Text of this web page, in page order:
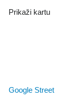
Prikaži kartu
Google Street